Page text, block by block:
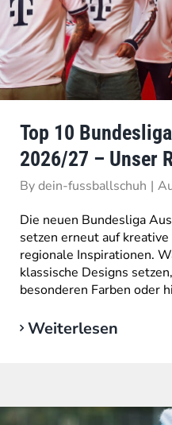
Top 10
2026/27 – Unser
Bydein-fussballschuh |
Die neuen Bundesliga
setzen erneut auf
regionale Inspirationen.
klassische Designs
besonderen Farben oder
Weiterlesen